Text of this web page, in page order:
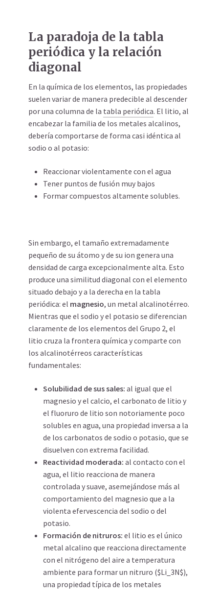
La paradoja de la tabla
periódica y la relación
diagonal
En la química de los elementos, las propiedades
suelen variar de manera predecible al descender
por una columna de la tabla periódica. El litio, al
encabezar la familia de los metales alcalinos,
debería comportarse de forma casi idéntica al
sodio o al potasio:
Reaccionar violentamente con el agua
Tener puntos de fusión muy bajos
Formar compuestos altamente solubles.
Sin embargo, el tamaño extremadamente
pequeño de su átomo y de su ion genera una
densidad de carga excepcionalmente alta. Esto
produce una similitud diagonal con el elemento
situado debajo y a la derecha en la tabla
periódica: el magnesio, un metal alcalinotérreo.
Mientras que el sodio y el potasio se diferencian
claramente de los elementos del Grupo 2, el
litio cruza la frontera química y comparte con
los alcalinotérreos características
fundamentales:
Solubilidad de sus sales: al igual que el
magnesio y el calcio, el carbonato de litio y
el fluoruro de litio son notoriamente poco
solubles en agua, una propiedad inversa a la
de los carbonatos de sodio o potasio, que se
disuelven con extrema facilidad.
Reactividad moderada: al contacto con el
agua, el litio reacciona de manera
controlada y suave, asemejándose más al
comportamiento del magnesio que a la
violenta efervescencia del sodio o del
potasio.
Formación de nitruros: el litio es el único
metal alcalino que reacciona directamente
con el nitrógeno del aire a temperatura
ambiente para formar un nitruro ($Li_3N$),
una propiedad típica de los metales